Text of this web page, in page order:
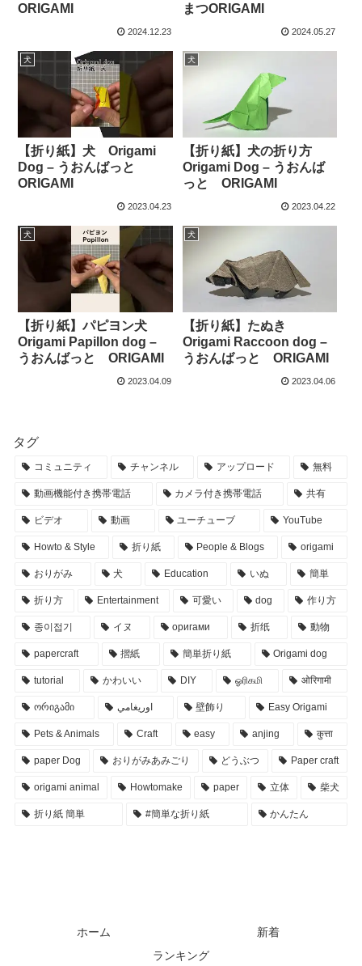
ORIGAMI
2024.12.23
まつORIGAMI
2024.05.27
犬
【折り紙】犬 Origami
Dog – うおんばっと
ORIGAMI
2023.04.23
犬
【折り紙】犬の折り方
Origami Dog – うおんば
っと ORIGAMI
2023.04.22
犬
【折り紙】パピヨン犬
Origami Papillon dog –
うおんばっと ORIGAMI
2023.04.09
犬
【折り紙】たぬき
Origami Raccoon dog –
うおんばっと ORIGAMI
2023.04.06
タグ
コミュニティ チャンネル アップロード 無料
動画機能付き携帯電話 カメラ付き携帯電話 共有
ビデオ 動画 ユーチューブ YouTube
Howto & Style 折り紙 People & Blogs origami
おりがみ 犬 Education いぬ 簡単
折り方 Entertainment 可愛い dog 作り方
종이접기 イヌ оригами 折纸 動物
papercraft 摺紙 簡単折り紙 Origami dog
tutorial かわいい DIY ஓரிகமி ओरिगामी
ორიგამი اوريغامي 壁飾り Easy Origami
Pets & Animals Craft easy anjing कुत्ता
paper Dog おりがみあみごり どうぶつ Paper craft
origami animal Howtomake paper 立体 柴犬
折り紙 簡単 #簡単な折り紙 かんたん
ホーム
新着
ランキング